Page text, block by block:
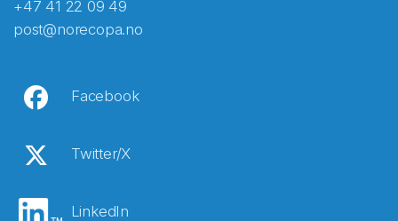
+47 41 22 09 49
post@norecopa.no
Facebook
Twitter/X
LinkedIn